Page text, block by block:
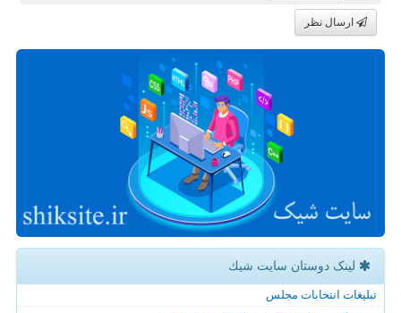
ارسال نظر
لینک دوستان سایت شیك
تبلیغات انتخابات مجلس